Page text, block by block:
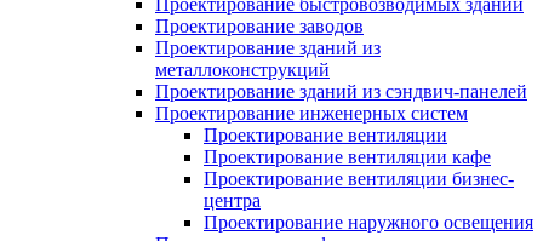
Проектирование заводов
Проектирование зданий из
металлоконструкций
Проектирование зданий из сэндвич-панелей
Проектирование инженерных систем
Проектирование вентиляции
Проектирование вентиляции кафе
Проектирование вентиляции бизнес-
центра
Проектирование наружного освещения